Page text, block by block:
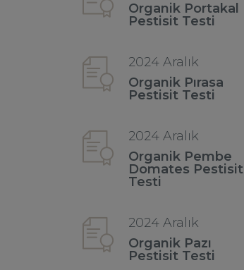
Organik Portakal
Pestisit Testi
2024 Aralık
Organik Pırasa
Pestisit Testi
2024 Aralık
Organik Pembe
Domates Pestisit
Testi
2024 Aralık
Organik Pazı
Pestisit Testi